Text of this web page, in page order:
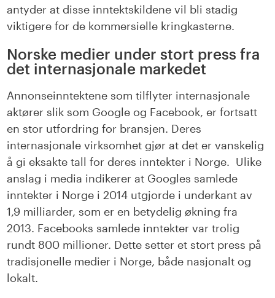
antyder at disse inntektskildene vil bli stadig
viktigere for de kommersielle kringkasterne.
Norske medier under stort press fra
det internasjonale markedet
Annonseinntektene som tilflyter internasjonale
aktører slik som Google og Facebook, er fortsatt
en stor utfordring for bransjen. Deres
internasjonale virksomhet gjør at det er vanskelig
å gi eksakte tall for deres inntekter i Norge. Ulike
anslag i media indikerer at Googles samlede
inntekter i Norge i 2014 utgjorde i underkant av
1,9 milliarder, som er en betydelig økning fra
2013. Facebooks samlede inntekter var trolig
rundt 800 millioner. Dette setter et stort press på
tradisjonelle medier i Norge, både nasjonalt og
lokalt.